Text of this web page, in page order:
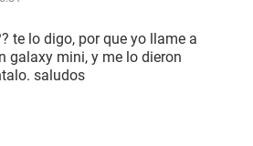
te lo digo, por que yo llame a
galaxy mini, y me lo dieron
saludos